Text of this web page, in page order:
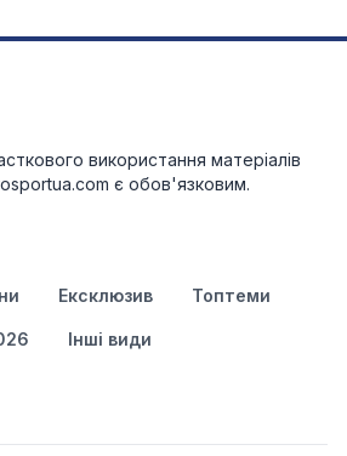
використання матеріалів
є обов'язковим.
Ексклюзив Топтеми
Інші види